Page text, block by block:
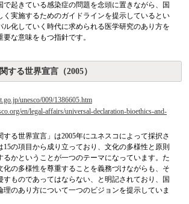
で起きている感染症の問題を念頭に置きながら、国
く実施するためのガイドラインを提示しているとい
ル化していく時代に求められる医学研究のあり方を
な意味をもつ指針です。
する世界宣言（2005）
unesco/009/1386605.htm
en/legal-affairs/universal-declaration-bioethics-and-
する世界宣言」は2005年にユネスコによって採択さ
の項目から成り立っており、文化の多様性と原則
るかということが一つのテーマになっています。た
化の多様性を尊重することを義務づけながらも、そ
すものであってはならない、と明記されており、国
理のあり方について一つのビジョンを提示していま